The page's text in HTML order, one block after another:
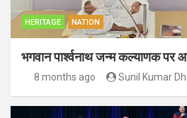
HERITAGE NATION
भगवान पार्श्वनाथ जन्म कल्याणक पर
8 months ago Sunil Kumar